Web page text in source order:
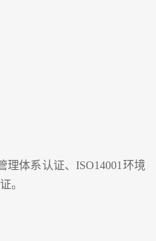
体系认证、ISO14001环境
。